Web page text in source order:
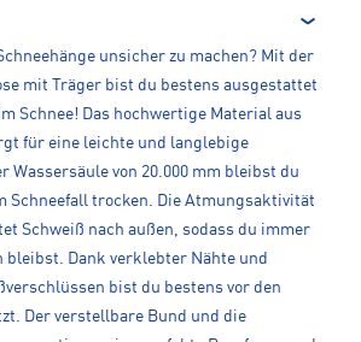
unsicher zu machen? Mit der
mit Träger bist du bestens ausgestattet
Schnee! Das hochwertige Material aus
für eine leichte und langlebige
Wassersäule von 20.000 mm bleibst du
Schneefall trocken. Die Atmungsaktivität
Schweiß nach außen, sodass du immer
bleibst. Dank verklebter Nähte und
bist du bestens vor den
Der verstellbare Bund und die